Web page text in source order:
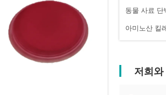
동물 사료 단
아미노산 킬
저희